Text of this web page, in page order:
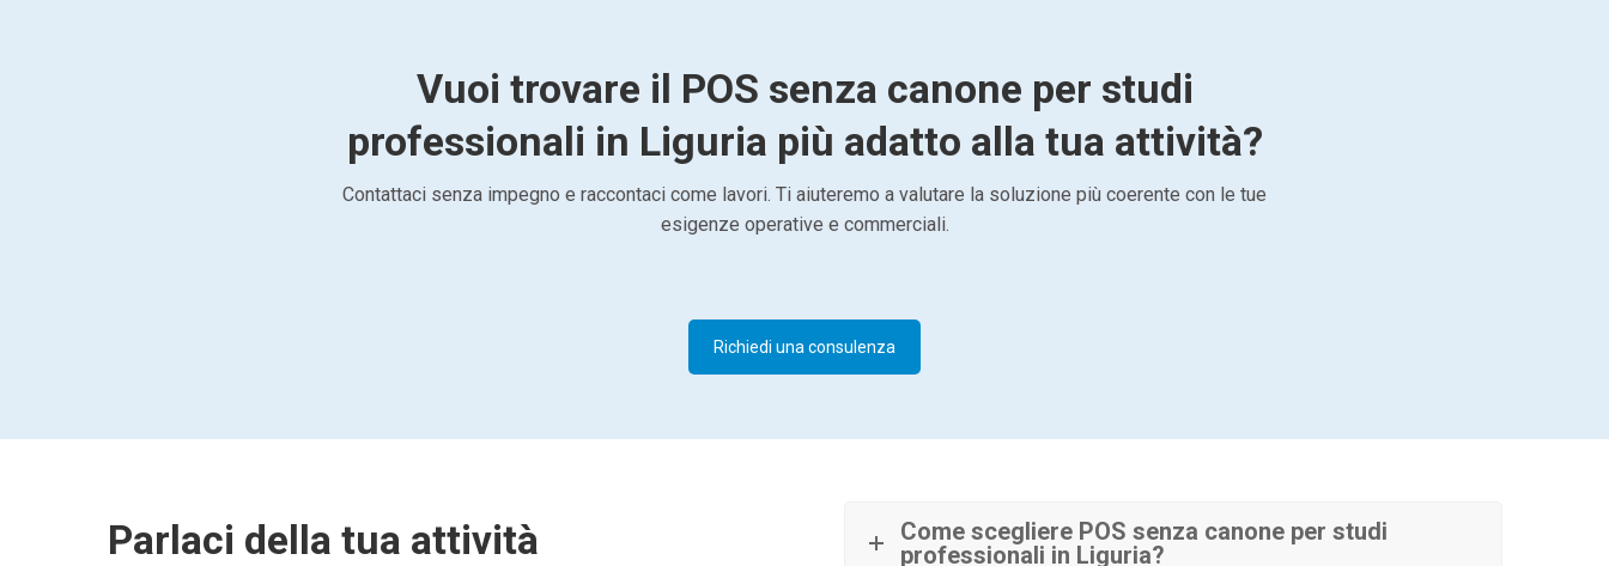
Vuoi trovare il POS senza canone per studi
professionali in Liguria più adatto alla tua attività?
Contattaci senza impegno e raccontaci come lavori. Ti aiuteremo a valutare la soluzione più coerente con le tue
esigenze operative e commerciali.
Richiedi una consulenza
Parlaci della tua attività
Come scegliere POS senza canone per studi
professionali in Liguria?